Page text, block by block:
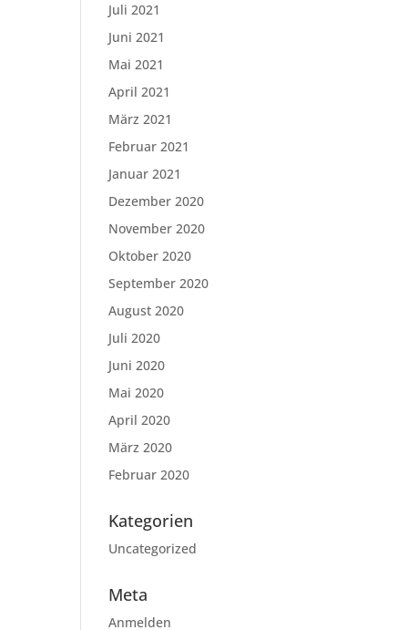
Juli 2021
Juni 2021
Mai 2021
April 2021
März 2021
Februar 2021
Januar 2021
Dezember 2020
November 2020
Oktober 2020
September 2020
August 2020
Juli 2020
Juni 2020
Mai 2020
April 2020
März 2020
Februar 2020
Kategorien
Uncategorized
Meta
Anmelden